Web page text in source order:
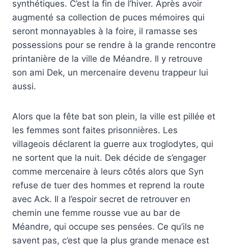
synthétiques. C’est la fin de l’hiver. Après avoir
augmenté sa collection de puces mémoires qui
seront monnayables à la foire, il ramasse ses
possessions pour se rendre à la grande rencontre
printanière de la ville de Méandre. Il y retrouve
son ami Dek, un mercenaire devenu trappeur lui
aussi.
Alors que la fête bat son plein, la ville est pillée et
les femmes sont faites prisonnières. Les
villageois déclarent la guerre aux troglodytes, qui
ne sortent que la nuit. Dek décide de s’engager
comme mercenaire à leurs côtés alors que Syn
refuse de tuer des hommes et reprend la route
avec Ack. Il a l’espoir secret de retrouver en
chemin une femme rousse vue au bar de
Méandre, qui occupe ses pensées. Ce qu’ils ne
savent pas, c’est que la plus grande menace est